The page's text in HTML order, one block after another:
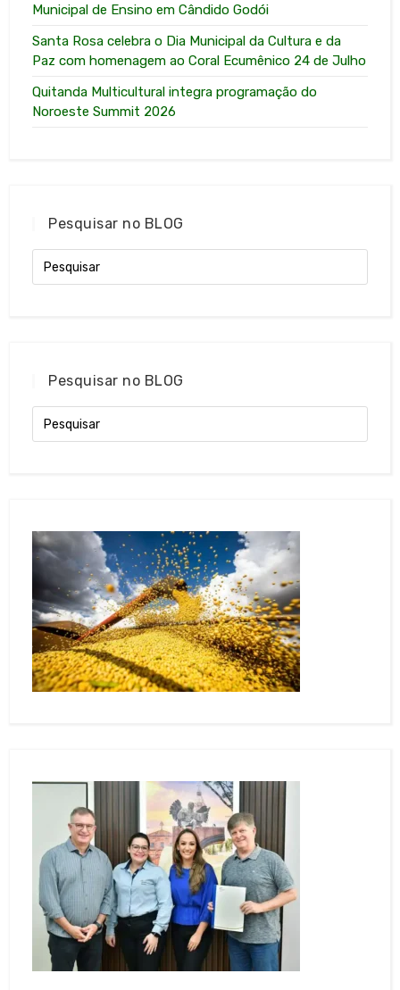
Municipal de Ensino em Cândido Godói
Santa Rosa celebra o Dia Municipal da Cultura e da
Paz com homenagem ao Coral Ecumênico 24 de Julho
Quitanda Multicultural integra programação do
Noroeste Summit 2026
Pesquisar no BLOG
Pesquisar no BLOG